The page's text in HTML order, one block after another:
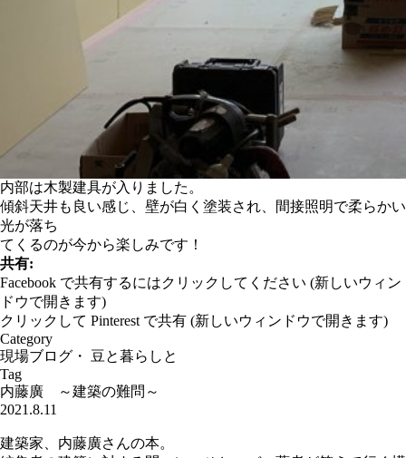
内部は木製建具が入りました。
傾斜天井も良い感じ、壁が白く塗装され、間接照明で柔らかい
光が落ち
てくるのが今から楽しみです！
共有:
Facebook で共有するにはクリックしてください (新しいウィン
ドウで開きます)
クリックして Pinterest で共有 (新しいウィンドウで開きます)
Category
現場ブログ ・ 豆と暮らしと
Tag
内藤廣 ～建築の難問～
2021.8.11
建築家、内藤廣さんの本。